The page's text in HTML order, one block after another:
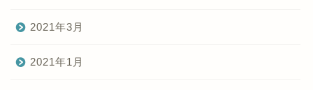
2021年3月
2021年1月